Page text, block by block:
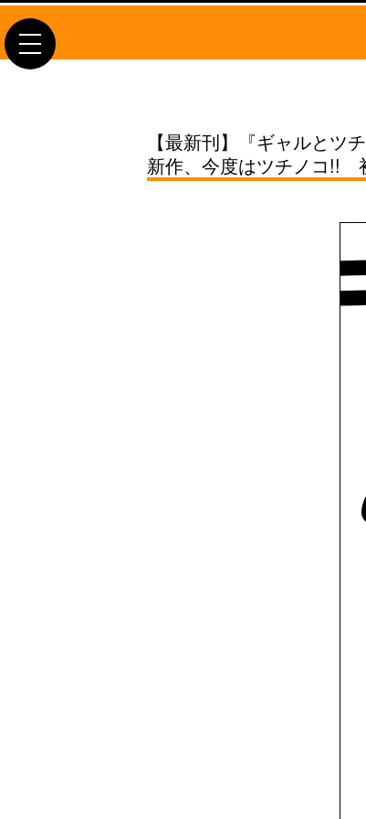
toggle
【最新刊】『ギャルと
新作、今度はツチノコ!!